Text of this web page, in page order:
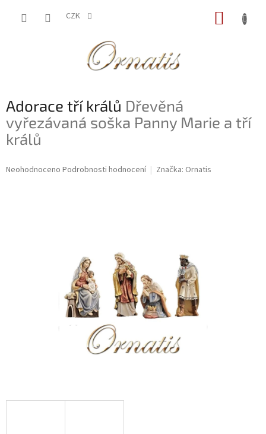
CZK
Adorace tří králů Dřevěná
vyřezávaná soška Panny Marie a tří
králů
Průměrné
Neohodnoceno Podrobnosti hodnocení Značka: Ornatis